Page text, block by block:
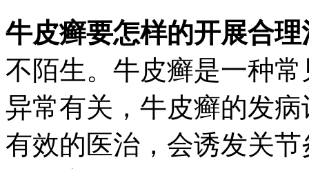
牛皮癣要怎样的开展合理
不陌生。牛皮癣是一种
异常有关，牛皮癣的发
有效的医治，会诱发关